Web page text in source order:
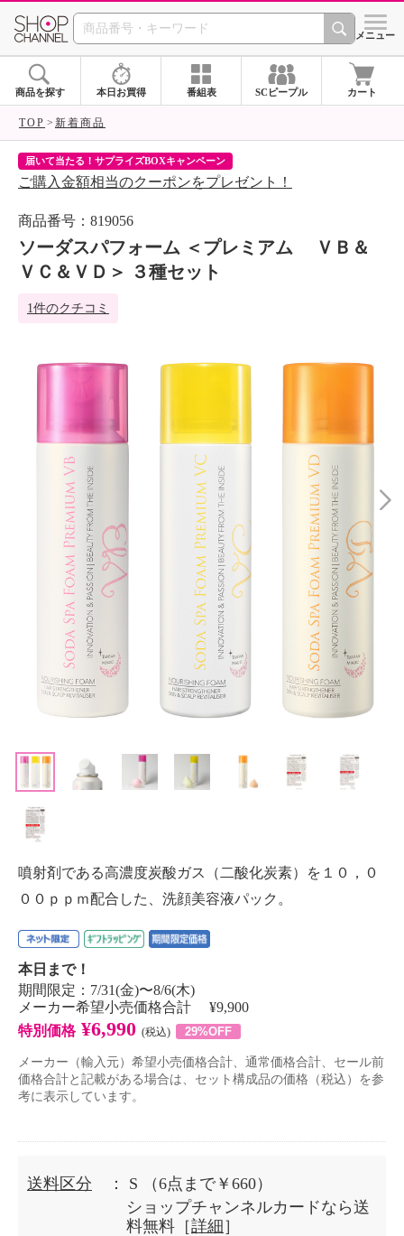
SHOP CHANNEL シメニュー
商品を探す 本日お買得 番組表 SCピープル カート
TOP 新着商品
届いて当たる！サプライズBOXキャンペーン
ご購入金額相当のクーポンをプレゼント！
商品番号：819056
ソーダスパフォーム ＜プレミアム ＶＢ＆
ＶＣ＆ＶＤ＞ ３種セット
1件のクチコミ
噴射剤である高濃度炭酸ガス（二酸化炭素）を１０，０
００ｐｐｍ配合した、洗顔美容液パック。
本日まで！
期間限定：7/31(金)〜8/6(木)
メーカー希望小売価格合計 ¥9,900
特別価格 ¥6,990 (税込) 29%OFF
メーカー（輸入元）希望小売価格合計、通常価格合計、セール前
価格合計と記載がある場合は、セット構成品の価格（税込）を参
考に表示しています。
送料区分 ： S
（6点まで￥660）
ショップチャンネルカードなら送
料無料［詳細 ］